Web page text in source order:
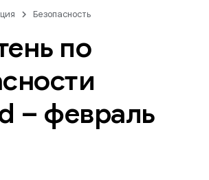
Безопасность
по
– февраль